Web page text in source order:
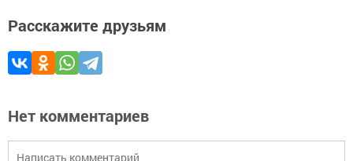
Расскажите друзьям
Нет комментариев